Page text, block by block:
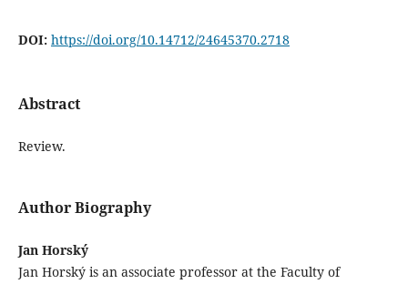
DOI: https://doi.org/10.14712/24645370.2718
Abstract
Review.
Author Biography
Jan Horský
Jan Horský is an associate professor at the Faculty of